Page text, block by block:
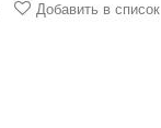
Добавить в список